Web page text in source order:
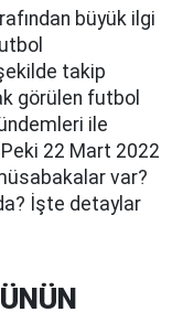
büyük ilgi
takip
görülen futbol
ile
Peki 22 Mart 2022
var?
İşte detaylar